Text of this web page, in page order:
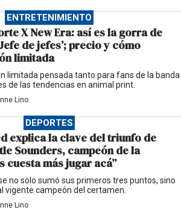
ENTRETENIMIENTO
X New Era: así es la gorra de
de jefes’; precio y cómo
limitada
limitada pensada tanto para fans de la banda
de las tendencias en animal print.
Lino
DEPORTES
explica la clave del triunfo de
Sounders, campeón de la
cuesta más jugar acá”
no solo sumó sus primeros tres puntos, sino
vigente campeón del certamen.
Lino